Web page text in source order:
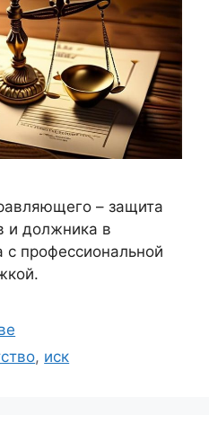
– защита
и должника в
с профессиональной
, иск